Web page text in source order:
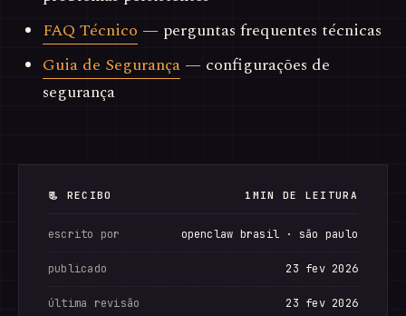
FAQ Técnico — perguntas frequentes técnicas
Guia de Segurança — configurações de
segurança
📃 RECIBO 1MIN DE LEITURA
escrito por openclaw brasil · são paulo
publicado 23 fev 2026
última revisão 23 fev 2026